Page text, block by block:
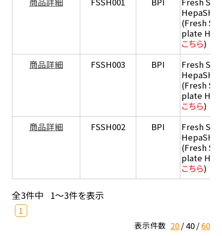
HepaSH®
(Fresh
plate
こちら)
商品詳細
FSSH003 BPI
Fresh
HepaSH®
(Fresh
plate
こちら)
商品詳細
FSSH002 BPI
Fresh
HepaSH®
(Fresh
plate
こちら)
全3件中 1～3件を表示
1
表示件数 20 40 60